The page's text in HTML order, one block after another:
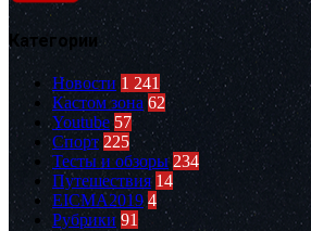
Категории
Новости 1 241
Кастом зона 62
Youtube 57
Спорт 225
Тесты и обзоры 234
Путешествия 14
EICMA2019 4
Рубрики 91